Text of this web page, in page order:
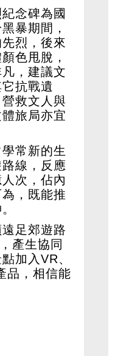
念碑為國
暴期間，
烈，後來
色甩脫，
，建議文
抗戰遺
救文人與
旅局亦宜
常新的生
線，反應
次，佔內
，既能推
足郊遊路
產生協同
加入VR、
品，相信能